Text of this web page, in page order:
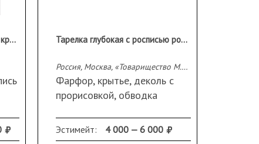
Подсвечник в виде девушки- крестьянки Тарелка глубокая с росписью ромашками
Россия, Москва, «Товарищество М.С. Кузнецова».1891-1917 гг.
Фарфор, крытье, деколь с
прорисовкой, обводка
Марка: «Тва М.С. Кузнецова»
под орлом (зеленая
Эстимейт: 4 000 — 6 000